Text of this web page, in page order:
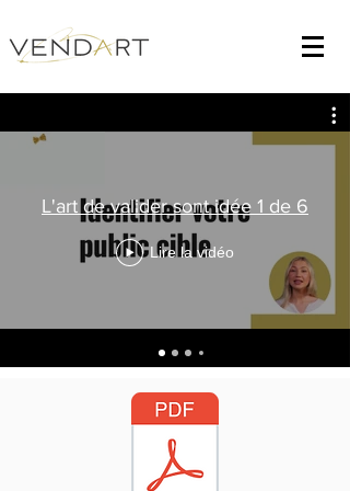
L'art de valider sont idée 1 de 6
Lire la vidéo